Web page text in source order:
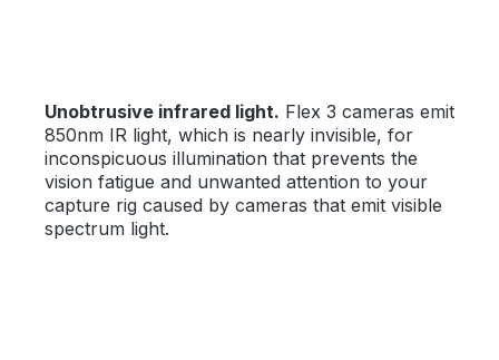
Unobtrusive infrared light. Flex 3 cameras emit
850nm IR light, which is nearly invisible, for
inconspicuous illumination that prevents the
vision fatigue and unwanted attention to your
capture rig caused by cameras that emit visible
spectrum light.